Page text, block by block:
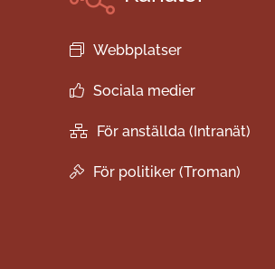
Webbplatser
Sociala medier
För anställda (Intranät)
För politiker (Troman)